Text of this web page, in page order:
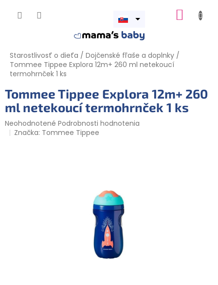
Otvoriť
Starostlivosť o dieťa / Dojčenské fľaše a doplnky /
Tommee Tippee Explora 12m+ 260 ml netekoucí
termohrnček 1 ks
Tommee Tippee Explora 12m+ 260
ml netekoucí termohrnček 1 ks
Priemerné
hodnotenie
Neohodnotené Podrobnosti hodnotenia
Značka: Tommee Tippee